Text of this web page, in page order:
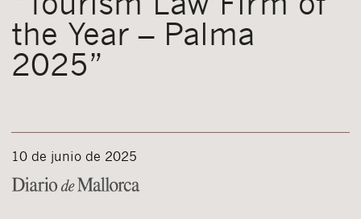
the Year – Palma
2025”
10 de junio de 2025